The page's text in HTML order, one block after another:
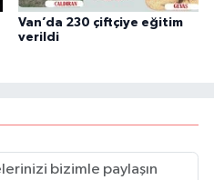
Van’da 230 çiftçiye eğitim
verildi